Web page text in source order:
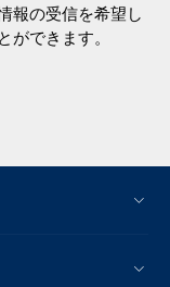
報の受信を希望し
ができます。